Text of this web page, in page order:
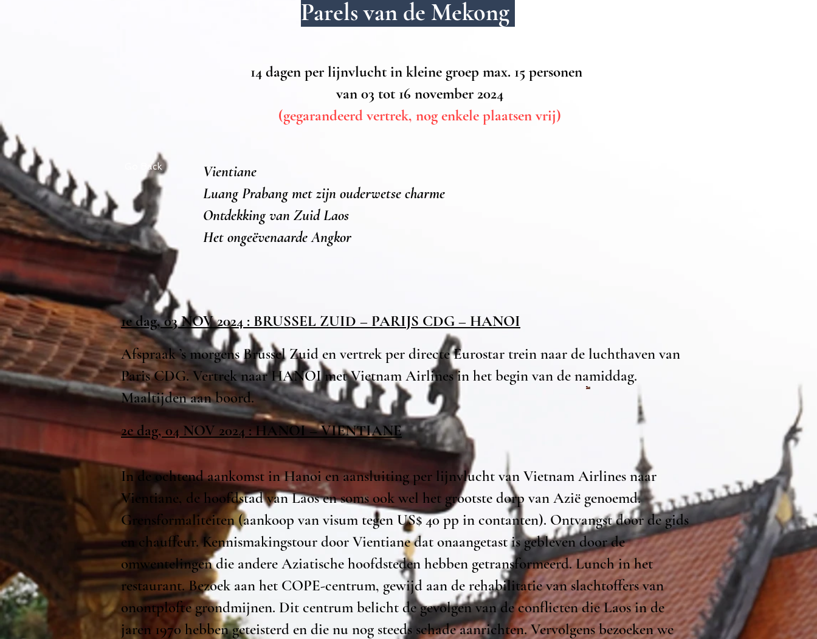
Parels van de Mekong
14 dagen per lijnvlucht in kleine groep max. 15 personen
van 03 tot 16 november 2024
(gegarandeerd vertrek, nog enkele plaatsen vrij)
Go Back
Vientiane
Luang Prabang met zijn ouderwetse charme
Ontdekking van Zuid Laos
Het ongeëvenaarde Angkor
1e dag, 03 NOV 2024 : BRUSSEL ZUID – PARIJS CDG – HANOI
Afspraak ’s morgens Brussel Zuid en vertrek per directe Eurostar trein naar de luchthaven van
Paris CDG. Vertrek naar HANOI met Vietnam Airlines in het begin van de namiddag.
Maaltijden aan boord.
2e dag, 04 NOV 2024 : HANOI – VIENTIANE
In de ochtend aankomst in Hanoi en aansluiting per lijnvlucht van Vietnam Airlines naar
Vientiane, de hoofdstad van Laos en soms ook wel het grootste dorp van Azië genoemd.
Grensformaliteiten (aankoop van visum tegen US$ 40 pp in contanten). Ontvangst door de gids
en chauffeur. Kennismakingstour door Vientiane dat onaangetast is gebleven door de
omwentelingen die andere Aziatische hoofdsteden hebben getransformeerd. Lunch in het
restaurant. Bezoek aan het COPE-centrum, gewijd aan de rehabilitatie vanslachtoffers van
onontplofte grondmijnen. Dit centrum belicht de gevolgen van de conflicten die Laos in de
jaren 1970 hebben geteisterd en die nu nog steeds schade aanrichten. Vervolgens bezoeken we